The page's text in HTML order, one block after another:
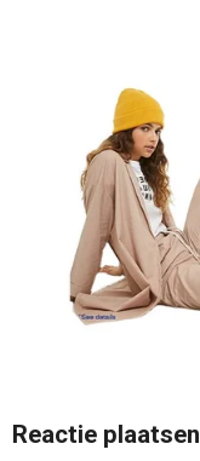
Reactie plaatsen